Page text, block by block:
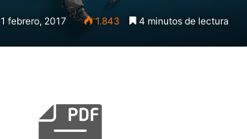
1 febrero, 2017 1.843 4 minutos de lectura